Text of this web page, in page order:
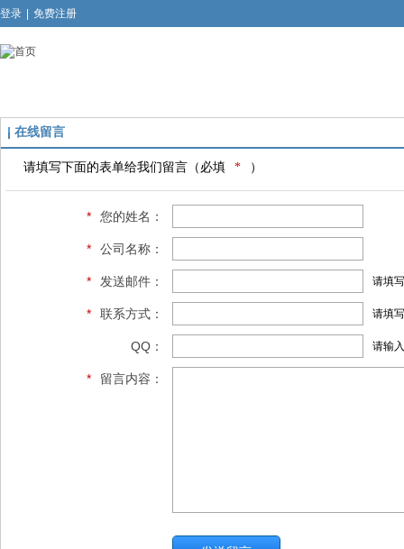
登录 免费注册
在线留言
请填写下面的表单给我们留言（必填 * ）
* 您的姓名：
* 公司名称：
* 发送邮件： 请填
* 联系方式： 请填
QQ： 请输
* 留言内容：